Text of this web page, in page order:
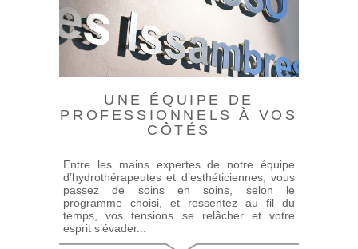
UNE ÉQUIPE DE
PROFESSIONNELS À VOS
CÔTÉS
Entre les mains expertes de notre équipe
d’hydrothérapeutes et d’esthéticiennes, vous
passez de soins en soins, selon le
programme choisi, et ressentez au fil du
temps, vos tensions se relâcher et votre
esprit s’évader...